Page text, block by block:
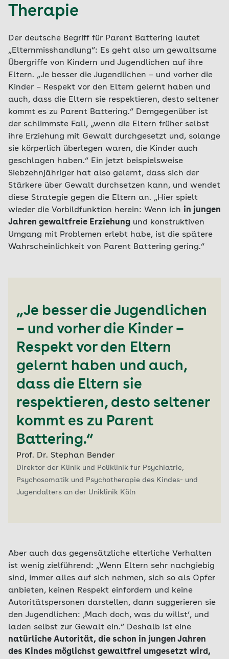
Therapie
Der deutsche Begriff für Parent Battering lautet
„Elternmisshandlung“: Es geht also um gewaltsame
Übergriffe von Kindern und Jugendlichen auf ihre
Eltern. „Je besser die Jugendlichen – und vorher die
Kinder – Respekt vor den Eltern gelernt haben und
auch, dass die Eltern sie respektieren, desto seltener
kommt es zu Parent Battering.“ Demgegenüber ist
der schlimmste Fall, „wenn die Eltern früher selbst
ihre Erziehung mit Gewalt durchgesetzt und, solange
sie körperlich überlegen waren, die Kinder auch
geschlagen haben.“ Ein jetzt beispielsweise
Siebzehnjähriger hat also gelernt, dass sich der
Stärkere über Gewalt durchsetzen kann, und wendet
diese Strategie gegen die Eltern an. „Hier spielt
wieder die Vorbildfunktion herein: Wenn ich in jungen
Jahren gewaltfreie Erziehung und konstruktiven
Umgang mit Problemen erlebt habe, ist die spätere
Wahrscheinlichkeit von Parent Battering gering.“
„Je besser die Jugendlichen
– und vorher die Kinder –
Respekt vor den Eltern
gelernt haben und auch,
dass die Eltern sie
respektieren, desto seltener
kommt es zu Parent
Battering.“
Prof. Dr. Stephan Bender
Direktor der Klinik und Poliklinik für Psychiatrie,
Psychosomatik und Psychotherapie des Kindes- und
Jugendalters an der Uniklinik Köln
Aber auch das gegensätzliche elterliche Verhalten
ist wenig zielführend: „Wenn Eltern sehr nachgiebig
sind, immer alles auf sich nehmen, sich so als Opfer
anbieten, keinen Respekt einfordern und keine
Autoritätspersonen darstellen, dann suggerieren sie
den Jugendlichen: ‚Mach doch, was du willst‘, und
laden selbst zur Gewalt ein.“ Deshalb ist eine
natürliche Autorität, die schon in jungen Jahren
des Kindes möglichst gewaltfrei umgesetzt wird,